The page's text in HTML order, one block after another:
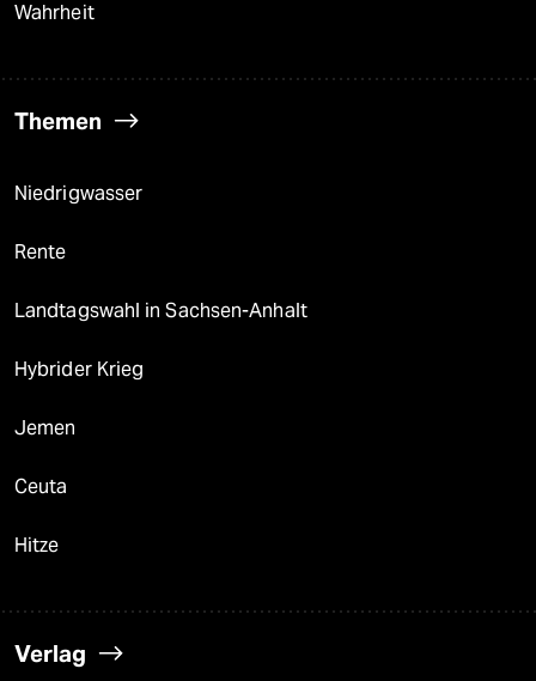
Wahrheit
Themen
Niedrigwasser
Rente
Landtagswahl in Sachsen-Anhalt
Hybrider Krieg
Jemen
Ceuta
Hitze
Verlag